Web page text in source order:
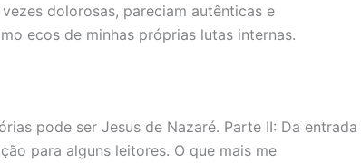
dolorosas, pareciam autênticas e
ecos de minhas próprias lutas internas.
pode ser Jesus de Nazaré. Parte II: Da entrada
para alguns leitores. O que mais me